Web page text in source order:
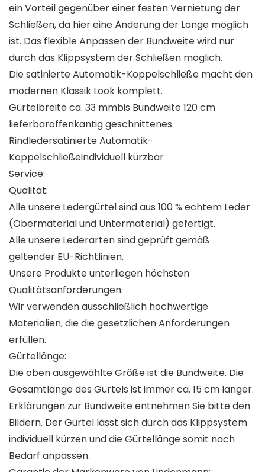
ein Vorteil gegenüber einer festen Vernietung der
Schließen, da hier eine Änderung der Länge möglich
ist. Das flexible Anpassen der Bundweite wird nur
durch das Klippsystem der Schließen möglich.
Die satinierte Automatik-Koppelschließe macht den
modernen Klassik Look komplett.
Gürtelbreite ca. 33 mmbis Bundweite 120 cm
lieferbaroffenkantig geschnittenes
Rindledersatinierte Automatik-
Koppelschließeindividuell kürzbar
Service:
Qualität:
Alle unsere Ledergürtel sind aus 100 % echtem Leder
(Obermaterial und Untermaterial) gefertigt.
Alle unsere Lederarten sind geprüft gemäß
geltender EU-Richtlinien.
Unsere Produkte unterliegen höchsten
Qualitätsanforderungen.
Wir verwenden ausschließlich hochwertige
Materialien, die die gesetzlichen Anforderungen
erfüllen.
Gürtellänge:
Die oben ausgewählte Größe ist die Bundweite. Die
Gesamtlänge des Gürtels ist immer ca. 15 cm länger.
Erklärungen zur Bundweite entnehmen Sie bitte den
Bildern. Der Gürtel lässt sich durch das Klippsystem
individuell kürzen und die Gürtellänge somit nach
Bedarf anpassen.